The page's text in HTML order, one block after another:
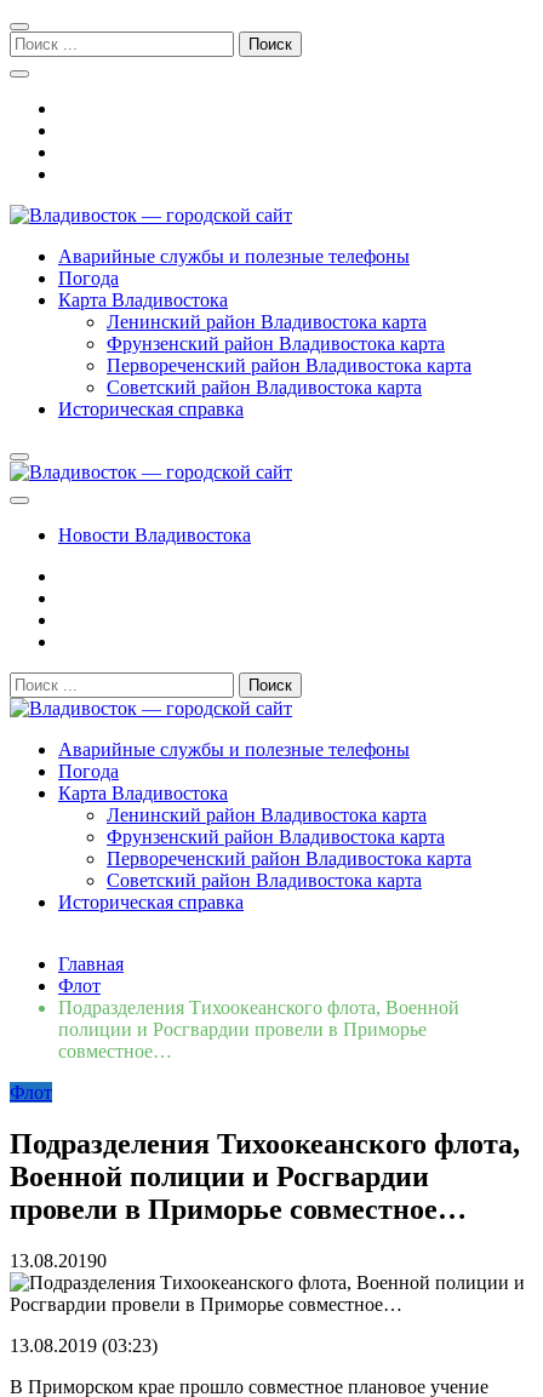
Перейти
к
навигации
Перейти
к
содержимому
Поиск:
Владивосток — городской сайт
Аварийные службы и полезные телефоны
Погода
Карта Владивостока
Ленинский район Владивостока карта
Фрунзенский район Владивостока карта
Первореченский район Владивостока карта
Советский район Владивостока карта
Историческая справка
Новости Владивостока
Поиск:
Владивосток — городской сайт
Аварийные службы и полезные телефоны
Погода
Карта Владивостока
Ленинский район Владивостока карта
Фрунзенский район Владивостока карта
Первореченский район Владивостока карта
Советский район Владивостока карта
Историческая справка
Сломалась бытовая техника во Владивостоке: как
быстро вернуть комфорт в дом и из...06.08.2026
Мобильная реклама на общественном транспорте: как
раскрутить бренд во Владивосто...
во Владивостоке прошла мас...07.07.2026
Вельгодский Олег Николаевич15.03.2026
Бочин Сергей Витальевич15.03.2026
Ходнева Василиса Валентиновна 15.03.2026
Глушко Вячеслав Викторович15.03.2026
Русинов Денис Александрович
Главная
Флот
Подразделения Тихоокеанского флота, Военной
полиции и Росгвардии провели в Приморье
совместное…
Флот
Подразделения Тихоокеанского флота,
Военной полиции и Росгвардии
провели в Приморье совместное…
13.08.20190
13.08.2019 (03:23)
В Приморском крае прошло совместное плановое учение